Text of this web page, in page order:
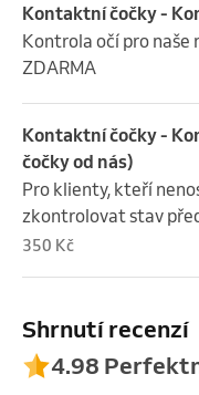
Kontaktní čočky -
Kontrola očí pro
ZDARMA
Kontaktní čočky -
čočky od nás)
Pro klienty, kteří
zkontrolovat stav
350 Kč
Shrnutí recenzí
4.98